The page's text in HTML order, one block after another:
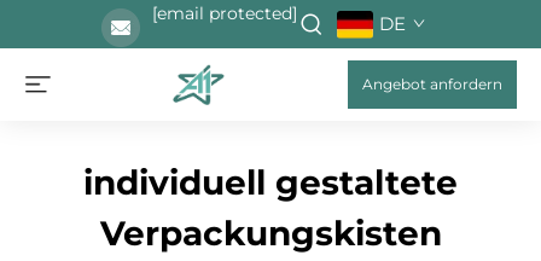
[email protected] DE
Angebot anfordern
individuell gestaltete
Verpackungskisten